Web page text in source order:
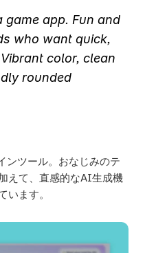
game app. Fun and
who want quick,
color, clean
rounded
ンツール。おなじみのテ
えて、直感的なAI生成機
います。